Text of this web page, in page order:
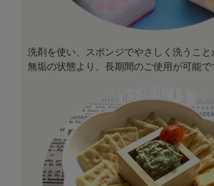
洗剤を使い、スポンジでやさしく洗うこと
無垢の状態より、長期間のご使用が可能で